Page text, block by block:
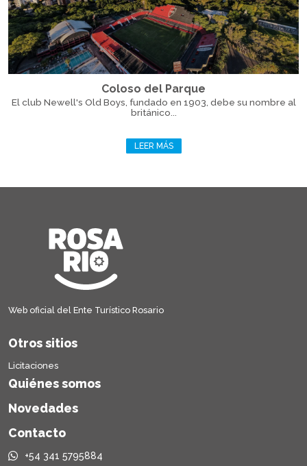
Coloso del Parque
El club Newell's Old Boys, fundado en 1903, debe su nombre al
británico...
LEER MÁS
Web oficial del Ente Turístico Rosario
Otros sitios
Licitaciones
Quiénes somos
Novedades
Contacto
+54 341 5795884